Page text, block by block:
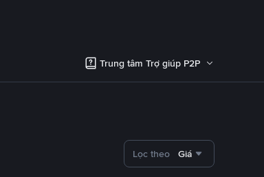
Trung tâm Trợ giúp P2P
Lọc theo Giá